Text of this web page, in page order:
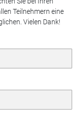
Teilnehmern eine
Vielen Dank!